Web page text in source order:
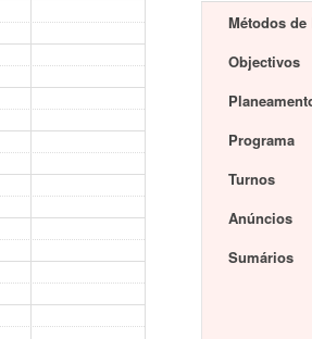
Métodos
Objectivos
Programa
Turnos
Anúncios
Sumários